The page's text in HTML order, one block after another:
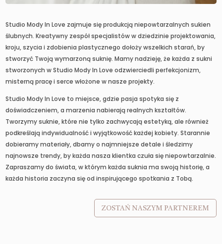
Studio Mody In Love zajmuje się produkcją niepowtarzalnych sukien
ślubnych. Kreatywny zespół specjalistów w dziedzinie projektowania,
kroju, szycia i zdobienia plastycznego dołoży wszelkich starań, by
stworzyć Twoją wymarzoną suknię. Mamy nadzieję, że każda z sukni
stworzonych w Studio Mody In Love odzwierciedli perfekcjonizm,
misterną pracę i serce włożone w nasze projekty.
Studio Mody In Love to miejsce, gdzie pasja spotyka się z
doświadczeniem, a marzenia nabierają realnych kształtów.
Tworzymy suknie, które nie tylko zachwycają estetyką, ale również
podkreślają indywidualność i wyjątkowość każdej kobiety. Starannie
dobieramy materiały, dbamy o najmniejsze detale i śledzimy
najnowsze trendy, by każda nasza klientka czuła się niepowtarzalnie.
Zapraszamy do świata, w którym każda suknia ma swoją historię, a
każda historia zaczyna się od inspirującego spotkania z Tobą.
ZOSTAŃ NASZYM PARTNEREM